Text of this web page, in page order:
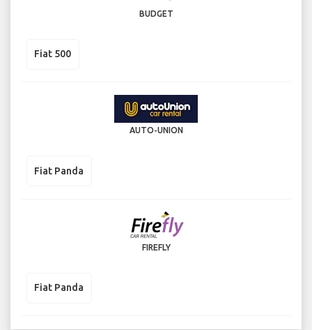
BUDGET
Fiat 500
AUTO-UNION
Fiat Panda
FIREFLY
Fiat Panda